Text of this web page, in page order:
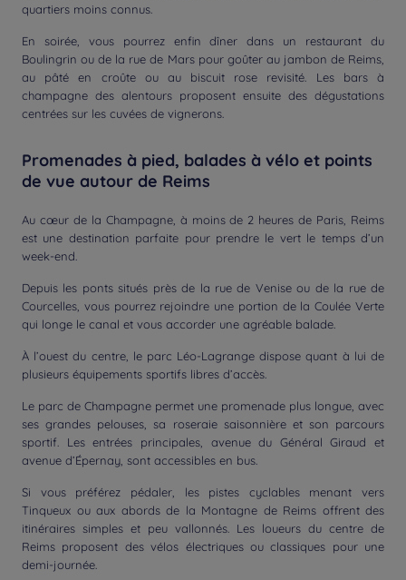
quartiers moins connus.
En soirée, vous pourrez enfin dîner dans un restaurant du
Boulingrin ou de la rue de Mars pour goûter au jambon de Reims,
au pâté en croûte ou au biscuit rose revisité. Les bars à
champagne des alentours proposent ensuite des dégustations
centrées sur les cuvées de vignerons.
Promenades à pied, balades à vélo et points
de vue autour de Reims
Au cœur de la Champagne, à moins de 2 heures de Paris, Reims
est une destination parfaite pour prendre le vert le temps d’un
week-end.
Depuis les ponts situés près de la rue de Venise ou de la rue de
Courcelles, vous pourrez rejoindre une portion de la Coulée Verte
qui longe le canal et vous accorder une agréable balade.
À l’ouest du centre, le parc Léo-Lagrange dispose quant à lui de
plusieurs équipements sportifs libres d’accès.
Le parc de Champagne permet une promenade plus longue, avec
ses grandes pelouses, sa roseraie saisonnière et son parcours
sportif. Les entrées principales, avenue du Général Giraud et
avenue d’Épernay, sont accessibles en bus.
Si vous préférez pédaler, les pistes cyclables menant vers
Tinqueux ou aux abords de la Montagne de Reims offrent des
itinéraires simples et peu vallonnés. Les loueurs du centre de
Reims proposent des vélos électriques ou classiques pour une
demi-journée.